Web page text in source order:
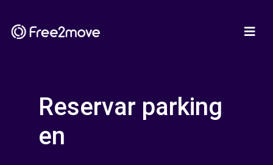
Reservar parking
en